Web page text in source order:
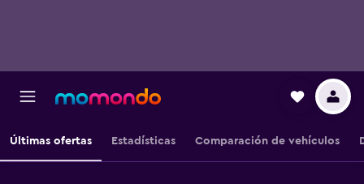
Últimas ofertas Estadísticas Comparación de vehículos